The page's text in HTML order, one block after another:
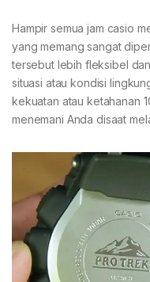
Hampir semua jam casio
yang memang sangat
tersebut lebih fleksibel
situasi atau kondisi
kekuatan atau ketahanan
menemani Anda disaat